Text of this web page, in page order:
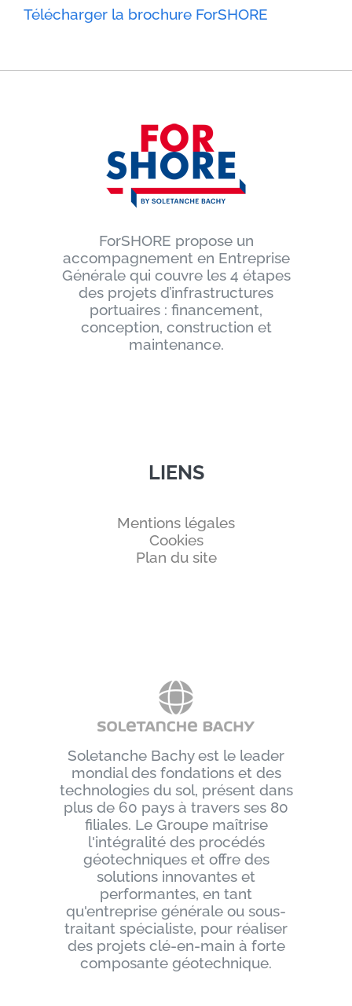
Télécharger la brochure ForSHORE
ForSHORE propose un
accompagnement en Entreprise
Générale qui couvre les 4 étapes
des projets d’infrastructures
portuaires : financement,
conception, construction et
maintenance.
LIENS
Mentions légales
Cookies
Plan du site
Soletanche Bachy est le leader
mondial des fondations et des
technologies du sol, présent dans
plus de 60 pays à travers ses 80
filiales. Le Groupe maîtrise
l'intégralité des procédés
géotechniques et offre des
solutions innovantes et
performantes, en tant
qu'entreprise générale ou sous-
traitant spécialiste, pour réaliser
des projets clé-en-main à forte
composante géotechnique.